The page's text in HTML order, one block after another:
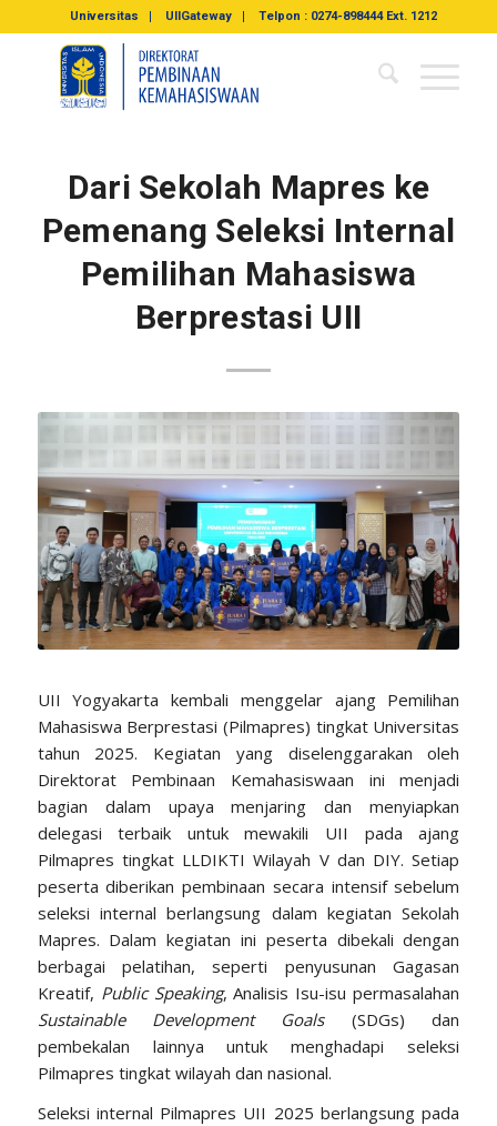
Universitas UIIGateway Telpon : 0274-898444 Ext. 1212
Dari Sekolah Mapres ke
Pemenang Seleksi Internal
Pemilihan Mahasiswa
Berprestasi UII
UII Yogyakarta kembali menggelar ajang Pemilihan
Mahasiswa Berprestasi (Pilmapres) tingkat Universitas
tahun 2025. Kegiatan yang diselenggarakan oleh
Direktorat Pembinaan Kemahasiswaan ini menjadi
bagian dalam upaya menjaring dan menyiapkan
delegasi terbaik untuk mewakili UII pada ajang
Pilmapres tingkat LLDIKTI Wilayah V dan DIY. Setiap
peserta diberikan pembinaan secara intensif sebelum
seleksi internal berlangsung dalam kegiatan Sekolah
Mapres. Dalam kegiatan ini peserta dibekali dengan
berbagai pelatihan, seperti penyusunan Gagasan
Kreatif, Public Speaking, Analisis Isu-isu permasalahan
Sustainable Development Goals(SDGs) dan
pembekalan lainnya untuk menghadapi seleksi
Pilmapres tingkat wilayah dan nasional.
Seleksi internal Pilmapres UII 2025 berlangsung pada